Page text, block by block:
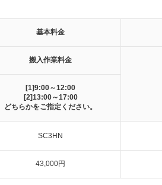
基本料金
搬入作業料金
[1]9:00～12:00
[2]13:00～17:00
どちらかをご指定ください。
SC3HN
43,000円